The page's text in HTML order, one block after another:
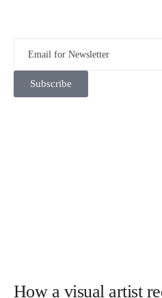
Subscribe
How a visual artist